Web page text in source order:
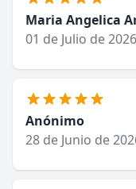
Maria Angelica
01 de Julio de 2026
Anónimo
28 de Junio de